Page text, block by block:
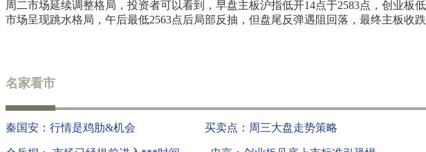
周二市场延续调整格局，投资者可以看到，早盘主板沪指低开14点于2583点，创业
市场呈现跳水格局，午后最低2563点后局部反抽，但盘尾反弹遇阻回落，最终主板收
名家看市
秦国安：行情是鸡肋&机会 买卖点：周三大盘走势策略